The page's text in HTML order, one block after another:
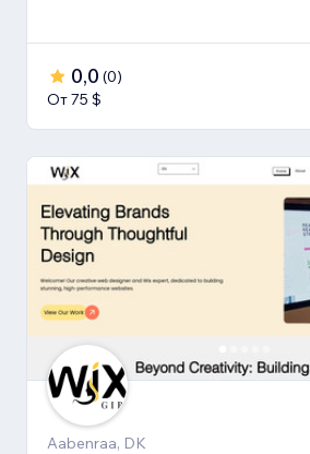
0,0 (0)
От 75 $
Aabenraa, DK